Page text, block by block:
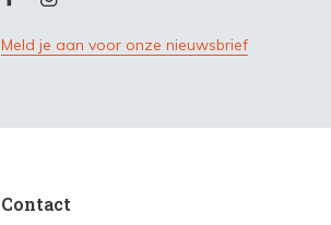
Meld je aan voor onze nieuwsbrief
Contact